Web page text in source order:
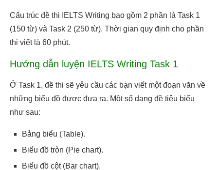
Cấu trúc đề thi IELTS Writing bao gồm 2 phần là Task 1
(150 từ) và Task 2 (250 từ). Thời gian quy định cho phần
thi viết là 60 phút.
Hướng dẫn luyện IELTS Writing Task 1
Ở Task 1, đề thi sẽ yêu cầu các bạn viết một đoạn văn về
những biểu đồ được đưa ra. Một số dạng đề tiêu biểu
như sau:
Bảng biểu (Table).
Biểu đồ tròn (Pie chart).
Biểu đồ cột (Bar chart).